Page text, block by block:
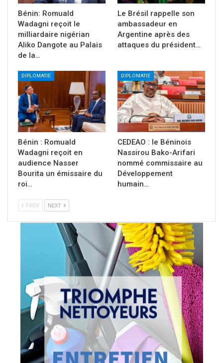
Bénin: Romuald
Wadagni reçoit le
milliardaire nigérian
Aliko Dangote au Palais
de la…
Le Brésil rappelle son
ambassadeur en
Argentine après des
attaques du président…
DIPLOMATIE
Bénin : Romuald
Wadagni reçoit en
audience Nasser
Bourita un émissaire du
roi…
DIPLOMATIE
CEDEAO : le Béninois
Nassirou Bako-Arifari
nommé commissaire au
Développement
humain…
PREV NEXT